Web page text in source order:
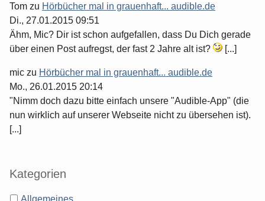
Tom zu Hörbücher mal in grauenhaft... audible.de
Di., 27.01.2015 09:51
Ähm, Mic? Dir ist schon aufgefallen, dass Du Dich gerade
über einen Post aufregst, der fast 2 Jahre alt ist?
[...]
mic zu Hörbücher mal in grauenhaft... audible.de
Mo., 26.01.2015 20:14
"Nimm doch dazu bitte einfach unsere "Audible-App" (die
nun wirklich auf unserer Webseite nicht zu übersehen ist).
[...]
Kategorien
Allgemeines